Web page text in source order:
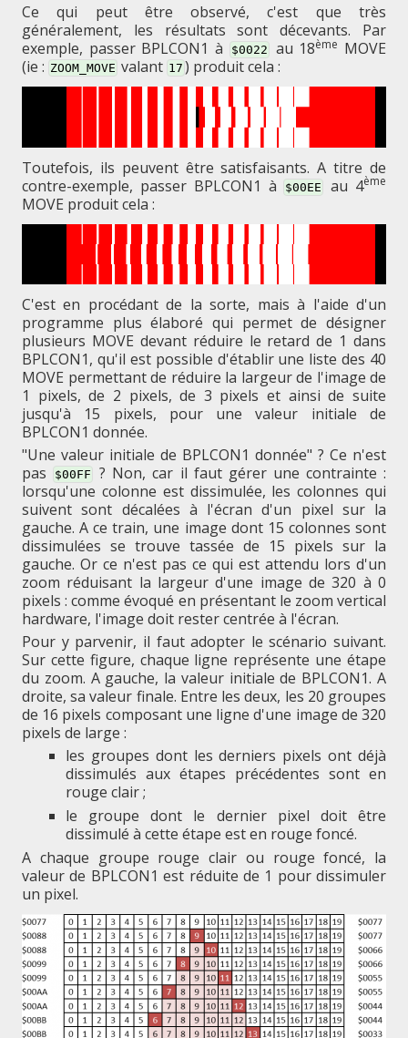
Ce qui peut être observé, c'est que très
généralement, les résultats sont décevants. Par
exemple, passer BPLCON1 à
$0022 au 18ème MOVE
(ie : ZOOM_MOVE valant 17 ) produit cela :
Toutefois, ils peuvent être satisfaisants. A titre de
contre-exemple, passer BPLCON1 à
$00EE au 4ème
MOVE produit cela :
C'est en procédant de la sorte, mais à l'aide d'un
programme plus élaboré qui permet de désigner
plusieurs MOVE devant réduire le retard de 1 dans
BPLCON1, qu'il est possible d'établir une liste des 40
MOVE permettant de réduire la largeur de l'image de
1 pixels, de 2 pixels, de 3 pixels et ainsi de suite
jusqu'à 15 pixels, pour une valeur initiale de
BPLCON1 donnée.
"Une valeur initiale de BPLCON1 donnée" ? Ce n'est
pas
$00FF
? Non, car il faut gérer une contrainte :
lorsqu'une colonne est dissimulée, les colonnes qui
suivent sont décalées à l'écran d'un pixel sur la
gauche. A ce train, une image dont 15 colonnes sont
dissimulées se trouve tassée de 15 pixels sur la
gauche. Or ce n'est pas ce qui est attendu lors d'un
zoom réduisant la largeur d'une image de 320 à 0
pixels : comme évoqué en présentant le zoom vertical
hardware, l'image doit rester centrée à l'écran.
Pour y parvenir, il faut adopter le scénario suivant.
Sur cette figure, chaque ligne représente une étape
du zoom. A gauche, la valeur initiale de BPLCON1. A
droite, sa valeur finale. Entre les deux, les 20 groupes
de 16 pixels composant une ligne d'une image de 320
pixels de large :
les groupes dont les derniers pixels ont déjà
dissimulés aux étapes précédentes sont en
rouge clair ;
le groupe dont le dernier pixel doit être
dissimulé à cette étape est en rouge foncé.
A chaque groupe rouge clair ou rouge foncé, la
valeur de BPLCON1 est réduite de 1 pour dissimuler
un pixel.